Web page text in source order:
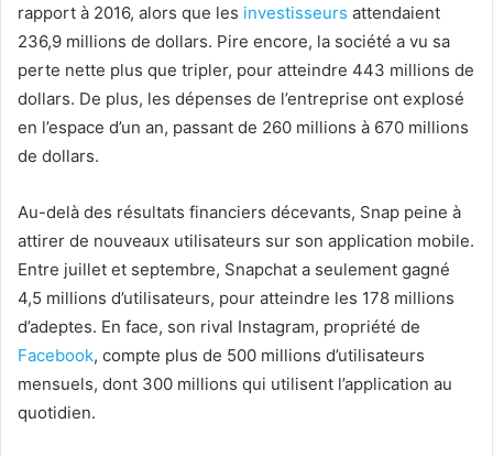
rapport à 2016, alors que les investisseurs attendaient
236,9 millions de dollars. Pire encore, la société a vu sa
perte nette plus que tripler, pour atteindre 443 millions de
dollars. De plus, les dépenses de l’entreprise ont explosé
en l’espace d’un an, passant de 260 millions à 670 millions
de dollars.
Au-delà des résultats financiers décevants, Snap peine à
attirer de nouveaux utilisateurs sur son application mobile.
Entre juillet et septembre, Snapchat a seulement gagné
4,5 millions d’utilisateurs, pour atteindre les 178 millions
d’adeptes. En face, son rival Instagram, propriété de
Facebook, compte plus de 500 millions d’utilisateurs
mensuels, dont 300 millions qui utilisent l’application au
quotidien.